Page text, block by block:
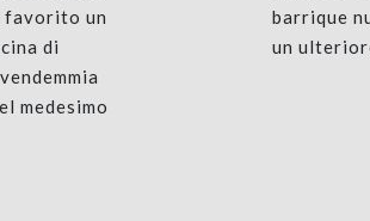
favorito un
di
medesimo
barrique
un